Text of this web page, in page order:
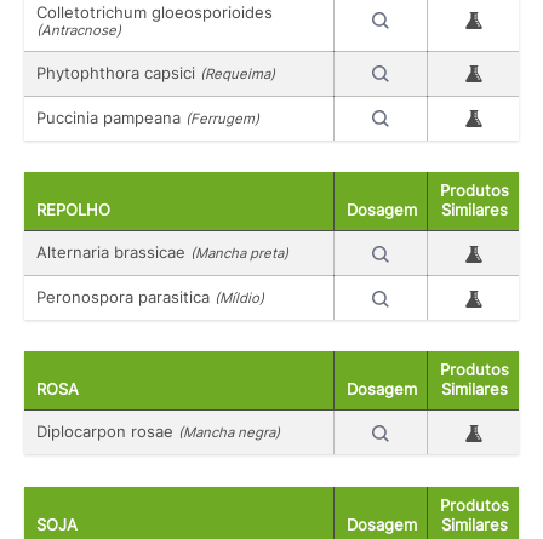
Colletotrichum gloeosporioides
(Antracnose)
Phytophthora capsici (Requeima)
Puccinia pampeana (Ferrugem)
REPOLHO Dosagem
Produtos
Similares
Alternaria brassicae (Mancha preta)
Peronospora parasitica (Míldio)
ROSA Dosagem
Produtos
Similares
Diplocarpon rosae (Mancha negra)
SOJA Dosagem
Produtos
Similares